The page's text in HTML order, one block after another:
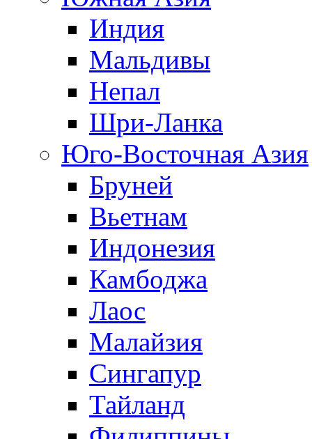
Индия
Мальдивы
Непал
Шри-Ланка
Юго-Восточная Азия
Бруней
Вьетнам
Индонезия
Камбоджа
Лаос
Малайзия
Сингапур
Тайланд